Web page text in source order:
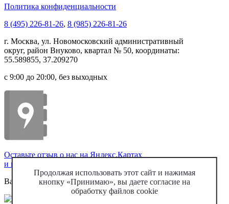
Политика конфиденциальности
8 (495) 226-81-26, 8 (985) 226-81-26
г. Москва, ул. Новомосковский административный
округ, район Внуково, квартал № 50, координаты:
55.589855, 37.209270
с 9:00 до 20:00, без выходных
Оставьте отзыв о нас на Яндекс.Картах
и получите скидку 5% при следующем обращении
Варианты оплаты:
Продолжая использовать этот сайт и нажимая
кнопку «Принимаю», вы даете согласие на
обработку файлов cookie